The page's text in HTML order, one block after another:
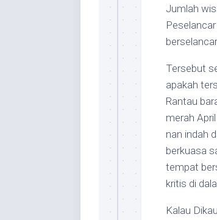
Jumlah
Tersebut
apakah
Rantau
merah
nan indah
berkuasa
tempat
kritis di
Kalau